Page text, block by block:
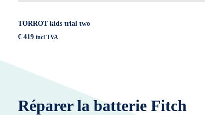
TORROT kids trial two
€ 419 incl TVA
Réparer la batterie Fitch